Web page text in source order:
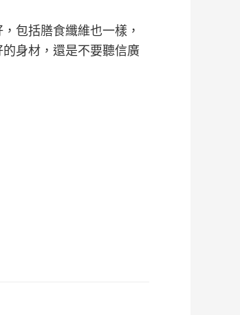
包括膳食纖維也一樣，
身材，還是不要聽信廣